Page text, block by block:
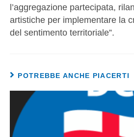
l’aggregazione partecipata,
artistiche per implementare la
del sentimento territoriale”.
POTREBBE ANCHE PIACERTI